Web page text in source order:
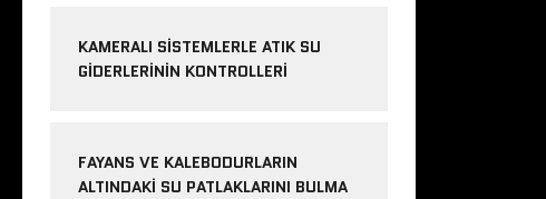
KAMERALI SISTEMLERLE ATIK SU
GIDERLERININ KONTROLLERI
FAYANS VE KALEBODURLARIN
ALTINDAKI SU PATLAKLARINI BULMA